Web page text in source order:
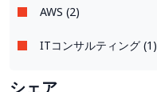
AWS (2)
ITコンサルティング (1)
シェア